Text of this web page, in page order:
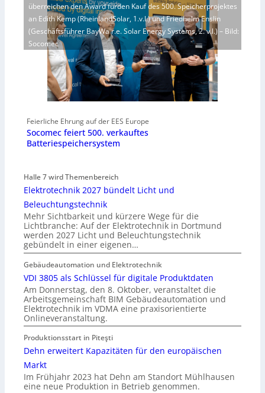
überreichen den Award fürden Kauf des 500. Speicherprojektes
an Edith Kemp (RheinlandSolar, 1.v.l.) und Friedhelm Enslin
(Geschäftsführer BayWa r.e. Solar Energy Systems, 2. v.l.) – Bild:
Socomec
Feierliche Ehrung auf der EES Europe
Socomec feiert 500. verkauftes
Batteriespeichersystem
Halle 7 wird Themenbereich
Elektrotechnik 2027 bündelt Licht und
Beleuchtungstechnik
Mehr Sichtbarkeit und kürzere Wege für die
Lichtbranche: Auf der Elektrotechnik in Dortmund
werden 2027 Licht und Beleuchtungstechnik
gebündelt in einer eigenen…
Gebäudeautomation und Elektrotechnik
VDI 3805 als Schlüssel für digitale Produktdaten
Am Donnerstag, den 8. Oktober, veranstaltet die
Arbeitsgemeinschaft BIM Gebäudeautomation und
Elektrotechnik im VDMA eine praxisorientierte
Onlineveranstaltung.
Produktionsstart in Piteşti
Dehn erweitert Kapazitäten für den europäischen
Markt
Im Frühjahr 2023 hat Dehn am Standort Mühlhausen
eine neue Produktion in Betrieb genommen.